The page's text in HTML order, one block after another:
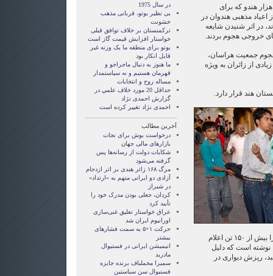
به نوشته آسوشیتدپرس، حدود ۱۲هزار هندو که برای
از اعیاد مذهبی هندوان در
در اثر شنیدن شایعه
خروجی هجوم بردند.
هجوم جمعیت هراسان،
از زائران به ویژه
هند قرار دارد.
بی‌بی‌سی نیوز نیز تعداد زخمیان را بیش از ۱۵۰ تن اعلام
نوشته است که دلیل
ریزش دیواری در
در سال 1975
بی نظیر بوتو، قربانی مذهب
خشونت
ترکمنستان بر خلاف توافق قبلی
خواستار افزایش قیمت گاز است
بوتو برای منطقه ما یک وزنه غیر
قابل انکار بود
ما هنوز به دنبال ماجراجو و
قهرمان هستيم و نه سياستمدار
مساله روح و انتخابات
حداقل 20 مورد خلاف علمي در
گزارش احمدی نژاد
احمدی نژاد تغییر کرده است
آخرین مطالب
درخواست بوش برای نجات
بازارهای مالی جهان
شکایات دولت از رسانه‌ها پس
گرفته می‌شود
مرگ ۱۶۸ زائر هندی بر اثر ازدحام
آزادی دو ایرانی متهم به «ارتداد»
در شیراز
کردان، جعلی بودن مدرک خود را
تأیید کرد
عراق خواستار تعلیق غنی‌سازی
اورانیوم ایران شد
حرکت ۱+۵ به سمت فشارهای
بیشتر
انیمیشن ایرانی در فستیوال
مادرید
سمیرا مخملباف برنده جایزه
فستیوال سن سباستین